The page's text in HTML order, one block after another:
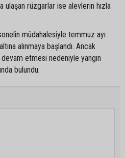
rüzgarlar ise alevlerin hızla
müdahalesiyle temmuz ayı
alınmaya başlandı. Ancak
devam etmesi nedeniyle yangın
bulundu.